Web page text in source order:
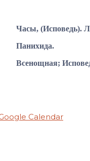
Часы, (Исповедь).
Панихида.
Всенощная;
Calendar